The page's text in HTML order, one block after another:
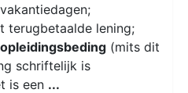
terugbetaalde lening;
opleidingsbeding (mits dit
schriftelijk is
is een ...